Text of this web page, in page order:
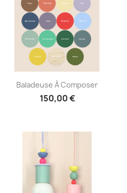
Aperçu rapide
Baladeuse À Composer
150,00 €